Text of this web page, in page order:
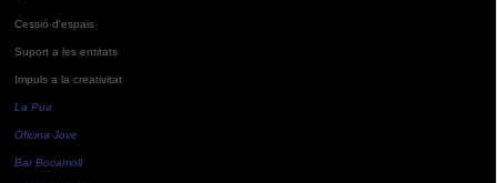
Cessió d'espais
Suport a les entitats
Impuls a la creativitat
La Pua
Oficina Jove
Bar Bocamoll